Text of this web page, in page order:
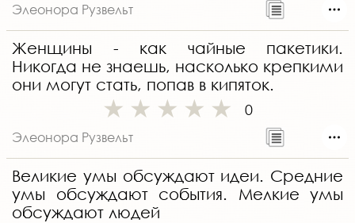
Элеонора Рузвельт
Женщины - как чайные пакетики.
Никогда не знаешь, насколько крепкими
они могут стать, попав в кипяток.
0
Элеонора Рузвельт
Великие умы обсуждают идеи. Средние
умы обсуждают события. Мелкие умы
обсуждают людей